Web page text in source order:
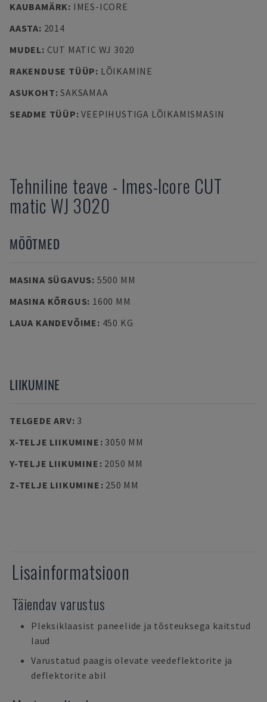
KAUBAMÄRK: IMES-ICORE
AASTA: 2014
MUDEL: CUT MATIC WJ 3020
RAKENDUSE TÜÜP: LÕIKAMINE
ASUKOHT:SAKSAMAA
SEADME TÜÜP:VEEPIHUSTIGA LÕIKAMISMASIN
Tehniline teave - Imes-Icore CUT
matic WJ 3020
MÕÕTMED
MASINA SÜGAVUS: 5500 MM
MASINA KÕRGUS: 1600 MM
LAUA KANDEVÕIME: 450 KG
LIIKUMINE
TELGEDE ARV: 3
X-TELJE LIIKUMINE : 3050 MM
Y-TELJE LIIKUMINE : 2050 MM
Z-TELJE LIIKUMINE : 250 MM
Lisainformatsioon
Täiendav varustus
Pleksiklaasist paneelide ja tõsteuksega kaitstud
laud
Varustatud paagis olevate veedeflektorite ja
deflektorite abil